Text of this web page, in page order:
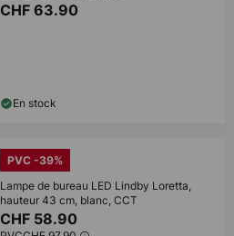
CHF 63.90
En stock
PVC -39%
Lampe de bureau LED Lindby Loretta,
hauteur 43 cm, blanc, CCT
CHF 58.90